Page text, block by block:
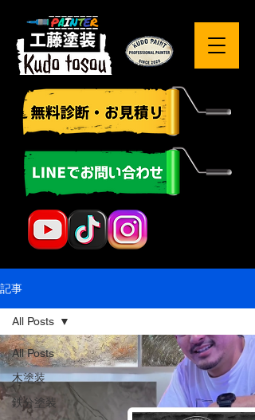
記事
All Posts
木塗装
鉄分塗装
All Posts